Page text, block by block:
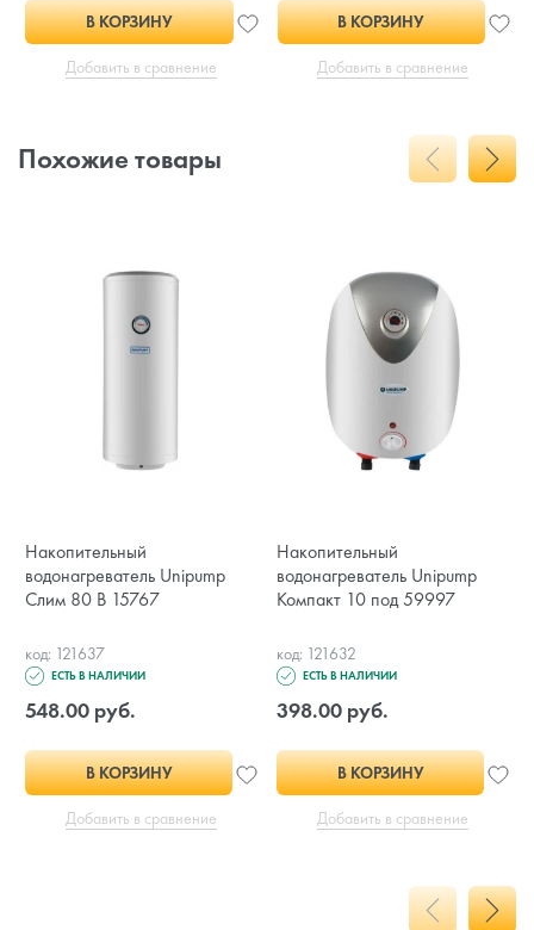
В КОРЗИНУ
Добавить в сравнение
В КОРЗИНУ
Добавить в сравнение
Похожие товары
Накопительный
водонагреватель Unipump
Слим 80 В 15767
код: 121637
ЕСТЬ В НАЛИЧИИ
548.00 руб.
В КОРЗИНУ
Добавить в сравнение
Накопительный
водонагреватель Unipump
Компакт 10 под 59997
код: 121632
ЕСТЬ В НАЛИЧИИ
398.00 руб.
В КОРЗИНУ
Добавить в сравнение